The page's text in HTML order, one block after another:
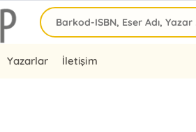
Yazarlar İletişim